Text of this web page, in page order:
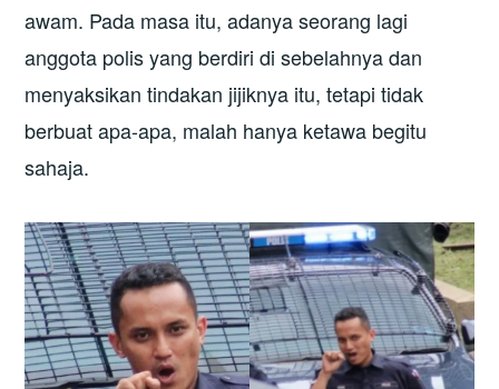
awam. Pada masa itu, adanya seorang lagi
anggota polis yang berdiri di sebelahnya dan
menyaksikan tindakan jijiknya itu, tetapi tidak
berbuat apa-apa, malah hanya ketawa begitu
sahaja.